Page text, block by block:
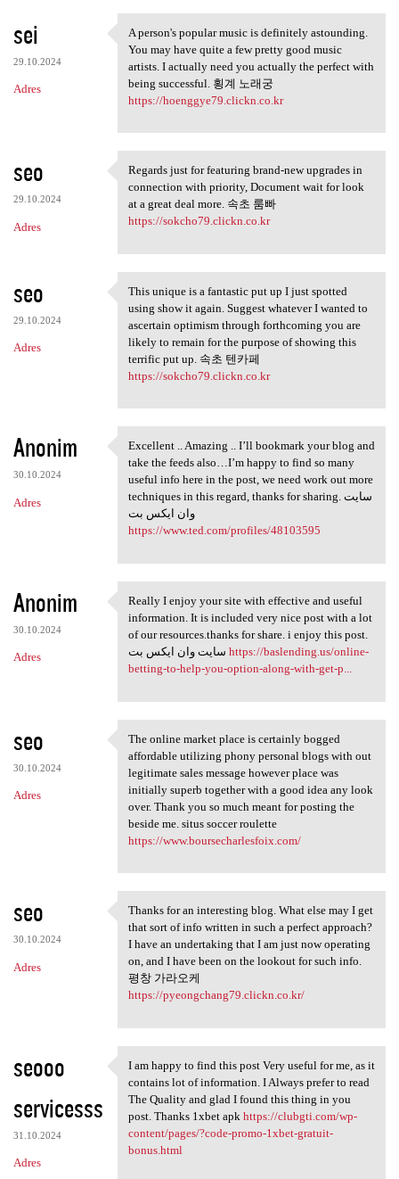
sei
29.10.2024
Adres
A person's popular music is
A person's popular music is definitely astounding.
You may have quite a few pretty good music
artists. I actually need you actually the perfect with
being successful. 횡계 노래궁
https://hoenggye79.clickn.co.kr
seo
29.10.2024
Adres
Regards just for featuring
Regards just for featuring brand-new upgrades in
connection with priority, Document wait for look
at a great deal more. 속초 룸빠
https://sokcho79.clickn.co.kr
seo
29.10.2024
Adres
This unique is a fantastic
This unique is a fantastic put up I just spotted
using show it again. Suggest whatever I wanted to
ascertain optimism through forthcoming you are
likely to remain for the purpose of showing this
terrific put up. 속초 텐카페
https://sokcho79.clickn.co.kr
Anonim
30.10.2024
Adres
Excellent .. Amazing .. I’ll
Excellent .. Amazing .. I’ll bookmark your blog and
take the feeds also…I’m happy to find so many
useful info here in the post, we need work out more
techniques in this regard, thanks for sharing. سایت
وان ایکس بت
https://www.ted.com/profiles/48103595
Anonim
30.10.2024
Adres
Really I enjoy your site with
Really I enjoy your site with effective and useful
information. It is included very nice post with a lot
of our resources.thanks for share. i enjoy this post.
https://baslending.us/online-
betting-to-help-you-option-along-with-get-p...
seo
30.10.2024
Adres
The online market place is
The online market place is certainly bogged
affordable utilizing phony personal blogs with out
legitimate sales message however place was
initially superb together with a good idea any look
over. Thank you so much meant for posting the
beside me. situs soccer roulette
https://www.boursecharlesfoix.com/
seo
30.10.2024
Adres
Thanks for an interesting
Thanks for an interesting blog. What else may I get
that sort of info written in such a perfect approach?
I have an undertaking that I am just now operating
on, and I have been on the lookout for such info.
평창 가라오케
https://pyeongchang79.clickn.co.kr/
seooo
servicesss
31.10.2024
Adres
I am happy to find this post
I am happy to find this post Very useful for me, as it
contains lot of information. I Always prefer to read
The Quality and glad I found this thing in you
post. Thanks 1xbet apk https://clubgti.com/wp-
content/pages/?code-promo-1xbet-gratuit-
bonus.html